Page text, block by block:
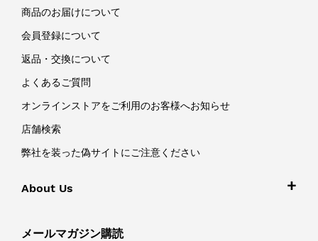
商品のお届けについて
会員登録について
返品・交換について
よくあるご質問
オンラインストアをご利用のお客様へお知らせ
店舗検索
弊社を装った偽サイトにご注意ください
About Us
メールマガジン購読